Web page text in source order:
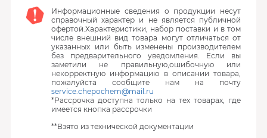
Информационные сведения о продукции несут
справочный характер и не является публичной
офертой.Характеристики, набор поставки и в том
числе внешний вид товара могут отличаться от
указанных или быть изменены производителем
без предварительного уведомления. Если вы
заметили не правильную,ошибочную или
некорректную информацию в описании товара,
пожалуйста сообщите нам на почту
service.chepochem@mail.ru
*Рассрочка доступна только на тех товарах, где
имеется кнопка рассрочки
**Взято из технической документации